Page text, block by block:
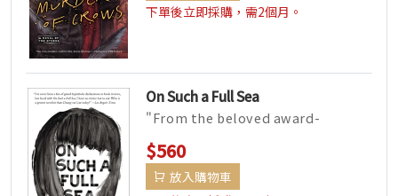
下單後立即採購，需2個月。
On Such a Full Sea
"From the beloved award-
winning author of Native S...
$560
放入購物車